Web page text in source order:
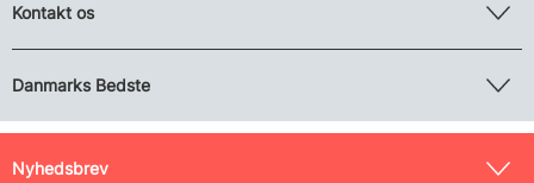
Kontakt os
Danmarks Bedste
Nyhedsbrev